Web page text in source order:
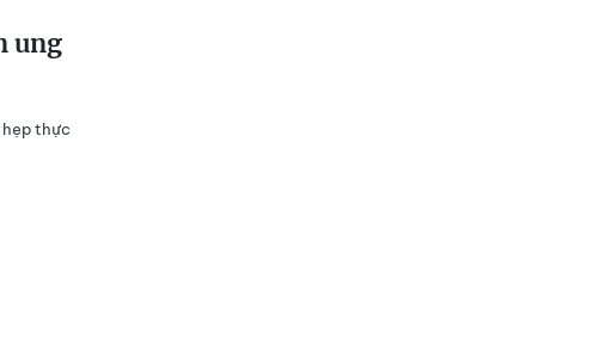
ung
hẹp thực